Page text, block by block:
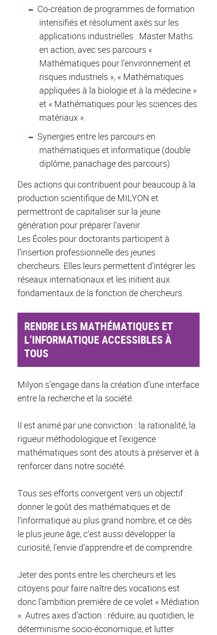
Co-création de programmes de formation
intensifiés et résolument axés sur les
applications industrielles : Master Maths
en action, avec ses parcours «
Mathématiques pour l’environnement et
risques industriels », « Mathématiques
appliquées à la biologie et à la médecine »
et « Mathématiques pour les sciences des
matériaux ».
Synergies entre les parcours en
mathématiques et informatique (double
diplôme, panachage des parcours)
Des actions qui contribuent pour beaucoup à la
production scientifique de MILYON et
permettront de capitaliser sur la jeune
génération pour préparer l’avenir.
Les Écoles pour doctorants participent à
l’insertion professionnelle des jeunes
chercheurs. Elles leurs permettent d’intégrer les
réseaux internationaux et les initient aux
fondamentaux de la fonction de chercheurs.
RENDRE LES MATHÉMATIQUES ET
L’INFORMATIQUE ACCESSIBLES À
TOUS
Milyon s’engage dans la création d’une interface
entre la recherche et la société.
Il est animé par une conviction : la rationalité, la
rigueur méthodologique et l’exigence
mathématiques sont des atouts à préserver et à
renforcer dans notre société.
Tous ses efforts convergent vers un objectif :
donner le goût des mathématiques et de
l’informatique au plus grand nombre, et ce dès
le plus jeune âge, c’est aussi développer la
curiosité, l’envie d’apprendre et de comprendre.
Jeter des ponts entre les chercheurs et les
citoyens pour faire naître des vocations est
donc l’ambition première de ce volet « Médiation
». Autres axes d’action : réduire, au quotidien, le
déterminisme socio-économique, et lutter